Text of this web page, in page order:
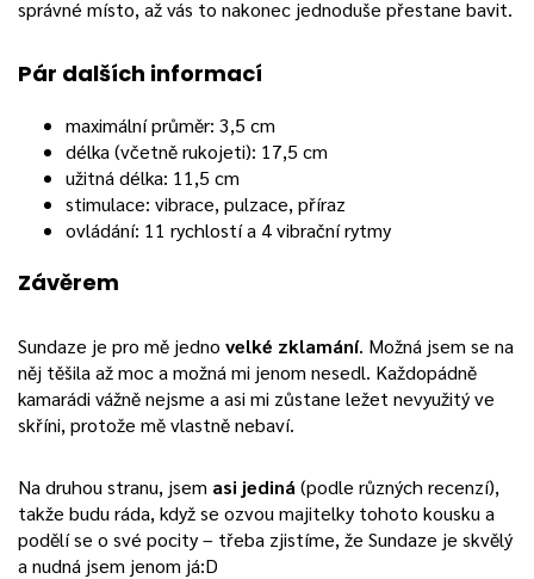
správné místo, až vás to nakonec jednoduše přestane bavit.
Pár dalších informací
maximální průměr: 3,5 cm
délka (včetně rukojeti): 17,5 cm
užitná délka: 11,5 cm
stimulace: vibrace, pulzace, příraz
ovládání: 11 rychlostí a 4 vibrační rytmy
Závěrem
Sundaze je pro mě jedno velké zklamání. Možná jsem se na
něj těšila až moc a možná mi jenom nesedl. Každopádně
kamarádi vážně nejsme a asi mi zůstane ležet nevyužitý ve
skříni, protože mě vlastně nebaví.
Na druhou stranu, jsem asi jediná (podle různých recenzí),
takže budu ráda, když se ozvou majitelky tohoto kousku a
podělí se o své pocity – třeba zjistíme, že Sundaze je skvělý
a nudná jsem jenom já:D